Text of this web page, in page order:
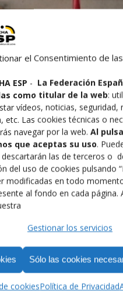
el Consentimiento de
ESP - La Federación
como titular de la web:
vídeos, noticias, seguridad,
etc. Las cookies técnicas o
navegar por la web. Al
que aceptas su uso.
las de terceros o
del uso de cookies pulsando
modificadas en todo
al fondo en cada
Gestionar los servicios
Sólo las cookies
cookiesPolítica de Privacidad